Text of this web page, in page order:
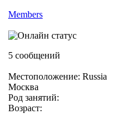
Members
5 сообщений
Местоположение: Russia
Москва
Род занятий:
Возраст: